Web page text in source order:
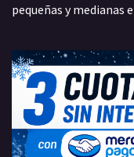
pequeñas y medianas